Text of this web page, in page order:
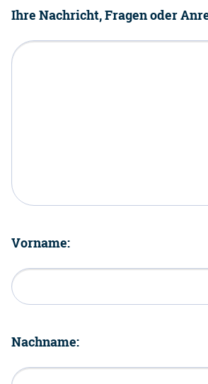
Ihre Nachricht, Fragen oder
Vorname:
Nachname: